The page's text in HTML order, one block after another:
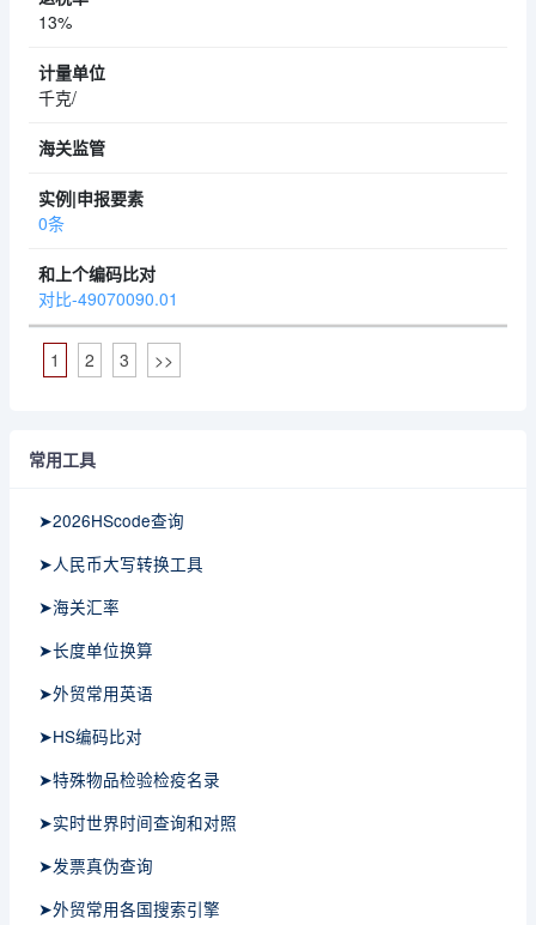
13%
千克/
0条
对比-49070090.01
1 2 3 >>
常用工具
➤2026HScode查询
➤人民币大写转换工具
➤海关汇率
➤长度单位换算
➤外贸常用英语
➤HS编码比对
➤特殊物品检验检疫名录
➤实时世界时间查询和对照
➤发票真伪查询
➤外贸常用各国搜索引擎